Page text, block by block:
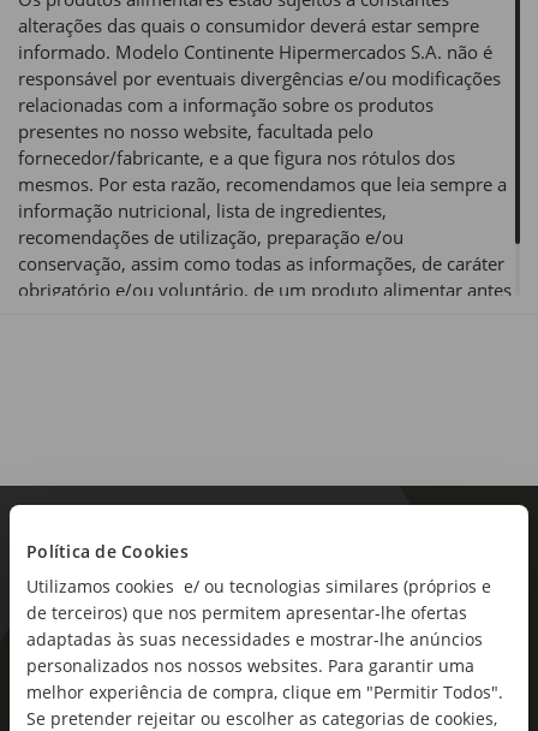
Política de Cookies
Utilizamos cookies e/ ou tecnologias similares (próprios e
de terceiros) que nos permitem apresentar-lhe ofertas
adaptadas às suas necessidades e mostrar-lhe anúncios
personalizados nos nossos websites. Para garantir uma
melhor experiência de compra, clique em "Permitir Todos".
Se pretender rejeitar ou escolher as categorias de cookies,
alterações das quais o consumidor deverá estar sempre
informado. Modelo Continente Hipermercados S.A. não é
responsável por eventuais divergências e/ou modificações
relacionadas com a informação sobre os produtos
presentes no nosso website, facultada pelo
fornecedor/fabricante, e a que figura nos rótulos dos
mesmos. Por esta razão, recomendamos que leia sempre a
informação nutricional, lista de ingredientes,
recomendações de utilização, preparação e/ou
conservação, assim como todas as informações, de caráter
obrigatório e/ou voluntário, de um produto alimentar antes
As novidades mais frescas no
seu e-mail!